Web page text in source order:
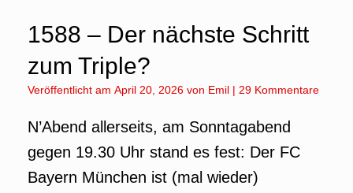
1588 – Der nächste Schritt
zum Triple?
Veröffentlicht am April 20, 2026 von Emil | 29 Kommentare
N’Abend allerseits, am Sonntagabend
gegen 19.30 Uhr stand es fest: Der FC
Bayern München ist (mal wieder)